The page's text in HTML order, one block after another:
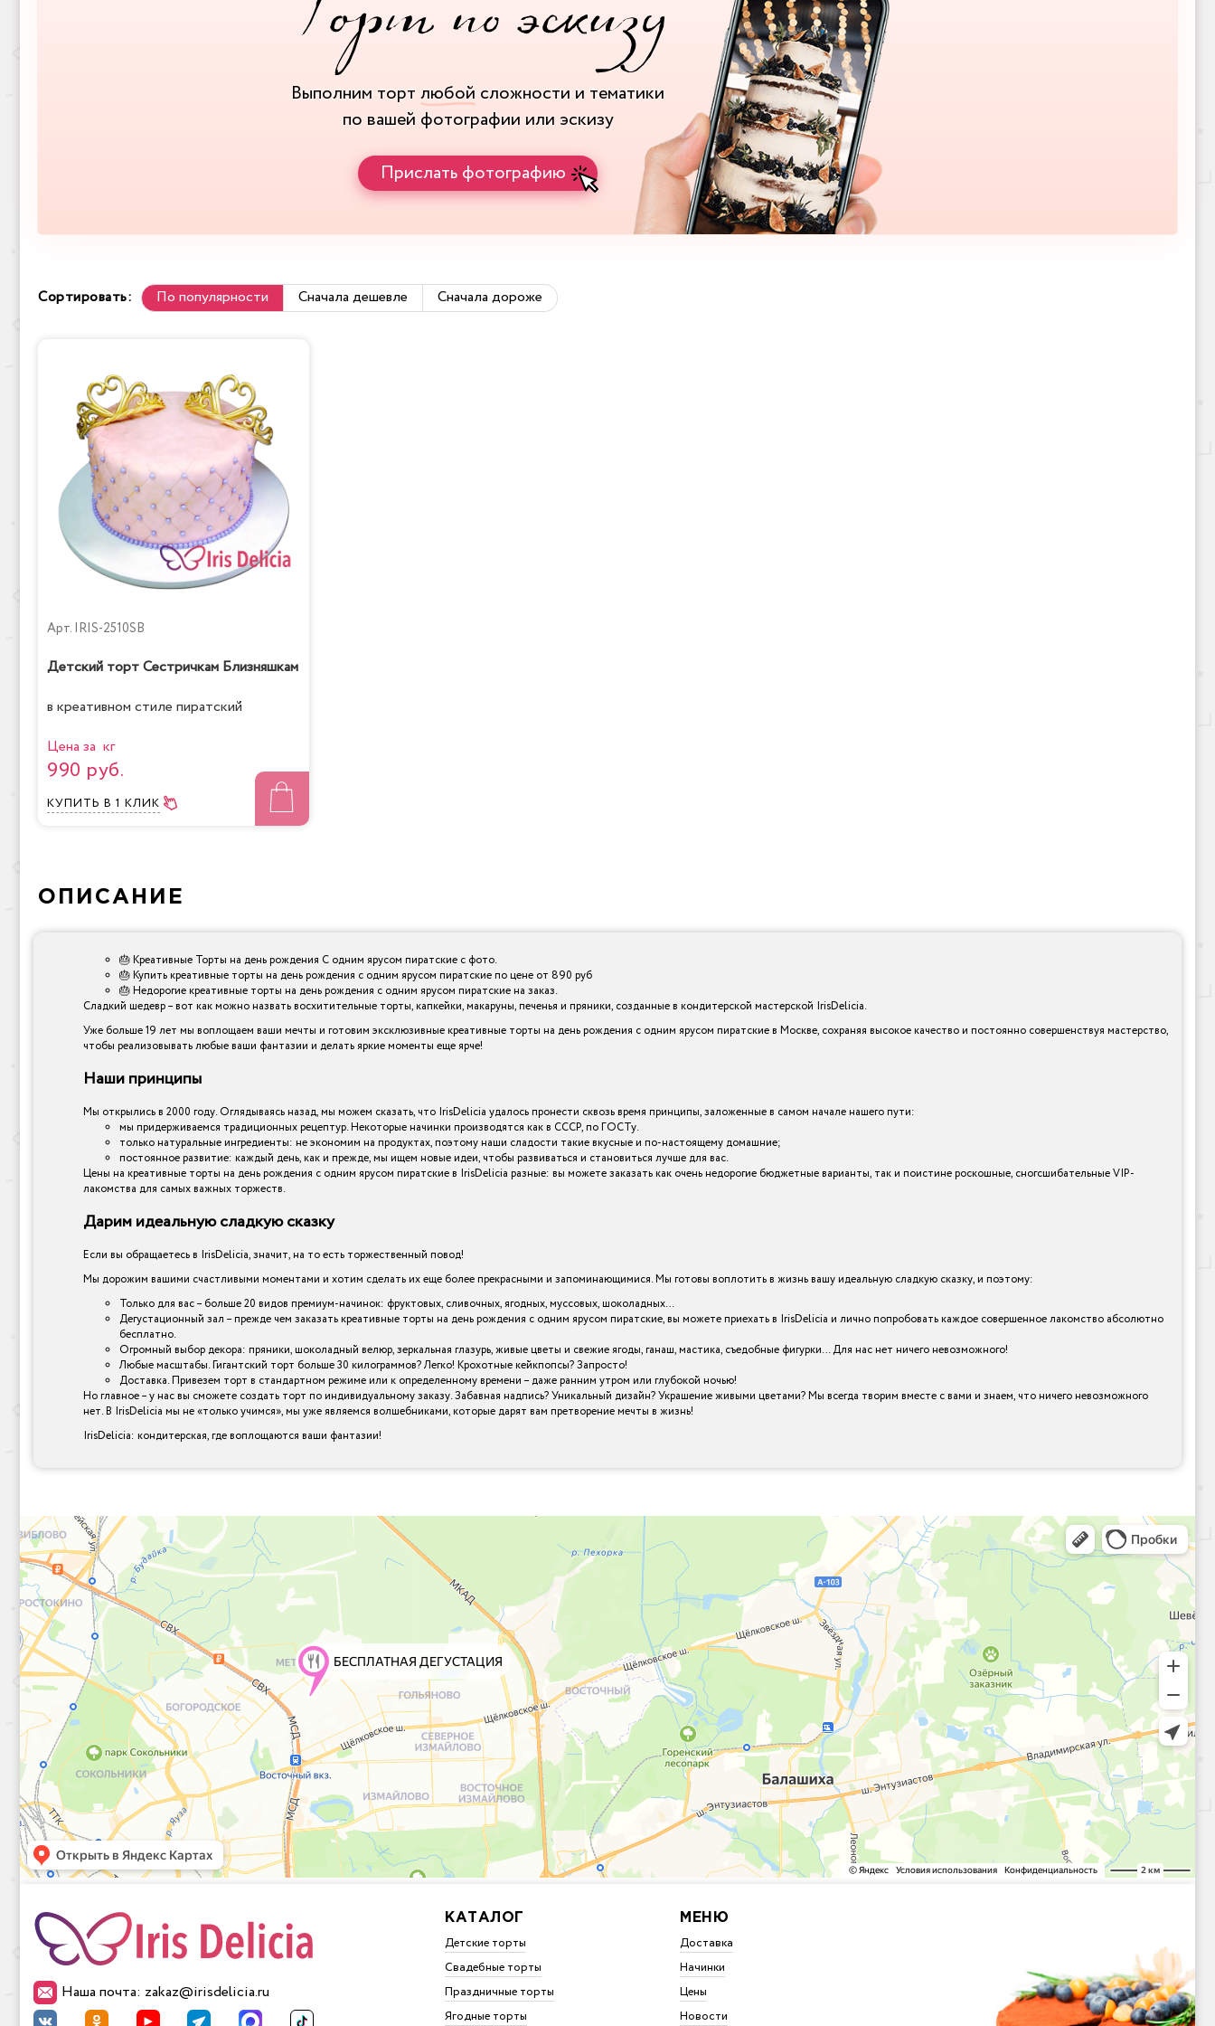
Выполним торт любой сложности и тематики
по вашей фотографии или эскизу
Прислать фотографию
Сортировать: По популярности Сначала дешевле Сначала дороже
Арт. IRIS-2510SB
Детский торт Сестричкам Близняшкам
в креативном стиле пиратский
Цена за кг
990 руб.
КУПИТЬ В 1 КЛИК
ОПИСАНИЕ
🎂 Креативные Торты на день рождения С одним ярусом пиратские с фото.
🎂 Купить креативные торты на день рождения с одним ярусом пиратские по цене от 890 руб
🎂 Недорогие креативные торты на день рождения с одним ярусом пиратские на заказ.
Сладкий шедевр – вот как можно назвать восхитительные торты, капкейки, макаруны, печенья и пряники, созданные в кондитерской мастерской IrisDelicia.
Уже больше 19 лет мы воплощаем ваши мечты и готовим эксклюзивные креативные торты на день рождения с одним ярусом пиратские в Москве, сохраняя высокое качество и постоянно совершенствуя мастерство,
чтобы реализовывать любые ваши фантазии и делать яркие моменты еще ярче!
Наши принципы
Мы открылись в 2000 году. Оглядываясь назад, мы можем сказать, что IrisDelicia удалось пронести сквозь время принципы, заложенные в самом начале нашего пути:
мы придерживаемся традиционных рецептур. Некоторые начинки производятся как в СССР, по ГОСТу.
только натуральные ингредиенты: не экономим на продуктах, поэтому наши сладости такие вкусные и по-настоящему домашние;
постоянное развитие: каждый день, как и прежде, мы ищем новые идеи, чтобы развиваться и становиться лучше для вас.
Цены на креативные торты на день рождения с одним ярусом пиратские в IrisDelicia разные: вы можете заказать как очень недорогие бюджетные варианты, так и поистине роскошные, сногсшибательные VIP-
лакомства для самых важных торжеств.
Дарим идеальную сладкую сказку
Если вы обращаетесь в IrisDelicia, значит, на то есть торжественный повод!
Мы дорожим вашими счастливыми моментами и хотим сделать их еще более прекрасными и запоминающимися. Мы готовы воплотить в жизнь вашу идеальную сладкую сказку, и поэтому:
Только для вас – больше 20 видов премиум-начинок: фруктовых, сливочных, ягодных, муссовых, шоколадных…
Дегустационный зал – прежде чем заказать креативные торты на день рождения с одним ярусом пиратские, вы можете приехать в IrisDelicia и лично попробовать каждое совершенное лакомство абсолютно
бесплатно.
Огромный выбор декора: пряники, шоколадный велюр, зеркальная глазурь, живые цветы и свежие ягоды, ганаш, мастика, съедобные фигурки… Для нас нет ничего невозможного!
Любые масштабы. Гигантский торт больше 30 килограммов? Легко! Крохотные кейкпопсы? Запросто!
Доставка. Привезем торт в стандартном режиме или к определенному времени – даже ранним утром или глубокой ночью!
Но главное – у нас вы сможете создать торт по индивидуальному заказу. Забавная надпись? Уникальный дизайн? Украшение живыми цветами? Мы всегда творим вместе с вами и знаем, что ничего невозможного
нет. В IrisDelicia мы не «только учимся», мы уже являемся волшебниками, которые дарят вам претворение мечты в жизнь!
IrisDelicia: кондитерская, где воплощаются ваши фантазии!
Наша почта: zakaz@irisdelicia.ru
КАТАЛОГ
Детские торты
Свадебные торты
Праздничные торты
Ягодные торты
МЕНЮ
Доставка
Начинки
Цены
Новости